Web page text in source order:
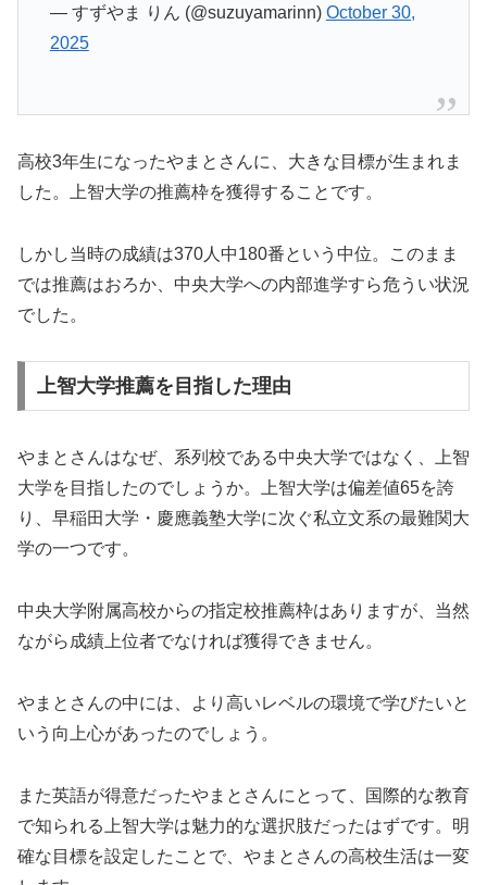
— すずやま りん (@suzuyamarinn) October 30,
2025
高校3年生になったやまとさんに、大きな目標が生まれま
した。上智大学の推薦枠を獲得することです。
しかし当時の成績は370人中180番という中位。このまま
では推薦はおろか、中央大学への内部進学すら危うい状況
でした。
上智大学推薦を目指した理由
やまとさんはなぜ、系列校である中央大学ではなく、上智
大学を目指したのでしょうか。上智大学は偏差値65を誇
り、早稲田大学・慶應義塾大学に次ぐ私立文系の最難関大
学の一つです。
中央大学附属高校からの指定校推薦枠はありますが、当然
ながら成績上位者でなければ獲得できません。
やまとさんの中には、より高いレベルの環境で学びたいと
いう向上心があったのでしょう。
また英語が得意だったやまとさんにとって、国際的な教育
で知られる上智大学は魅力的な選択肢だったはずです。明
確な目標を設定したことで、やまとさんの高校生活は一変